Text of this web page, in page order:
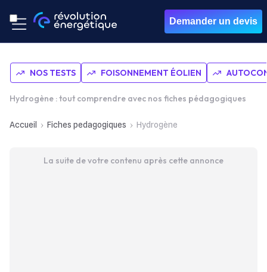
Demander un devis
NOS TESTS FOISONNEMENT ÉOLIEN
Hydrogène : tout comprendre avec nos fiches pédagogiques
Accueil Fiches pedagogiques Hydrogène
La suite de votre contenu après cette annonce